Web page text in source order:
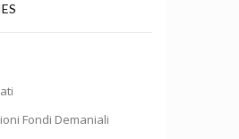
Fondi Demaniali